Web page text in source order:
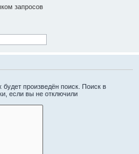
запросов
произведён поиск. Поиск в
если вы не отключили